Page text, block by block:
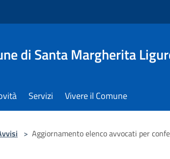
di Santa Margherita
Servizi Vivere il Comune
> Aggiornamento elenco avvocati per